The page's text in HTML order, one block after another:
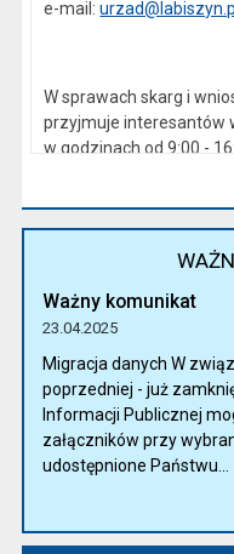
e-mail:urzad@labiszyn.pl
W sprawach skarg i
przyjmuje interesantów
w godzinach od 9:00 -
Ważny komunikat
23.04.2025
Migracja danych W
poprzedniej - już
Informacji Publicznej
załączników przy
udostępnione Państwu...